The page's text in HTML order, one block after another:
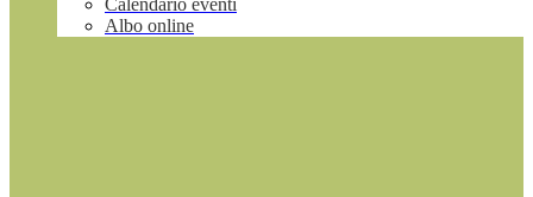
Calendario eventi
Albo online